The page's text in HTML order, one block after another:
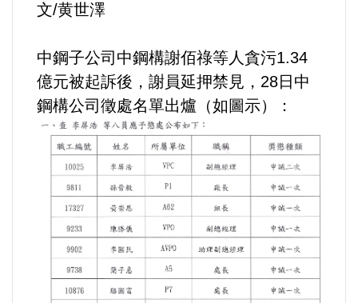
運動/體育/休閒/育樂
兩岸/大陸
寵物/動保
文/黄世澤
中鋼子公司中鋼構謝佰祿等人貪污1.34
億元被起訴後，謝員延押禁見，28日中
鋼構公司徵處名單出爐（如圖示）：